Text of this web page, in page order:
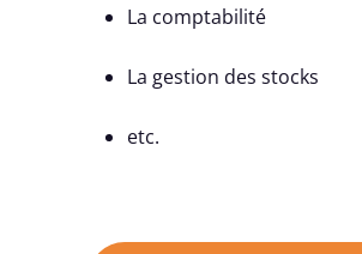
La comptabilité
La gestion des stocks
etc.